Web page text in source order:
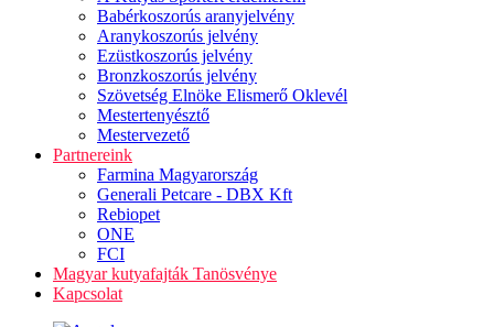
Babérkoszorús aranyjelvény
Aranykoszorús jelvény
Ezüstkoszorús jelvény
Bronzkoszorús jelvény
Szövetség Elnöke Elismerő Oklevél
Mestertenyésztő
Mestervezető
Partnereink
Farmina Magyarország
Generali Petcare - DBX Kft
Rebiopet
ONE
FCI
Magyar kutyafajták Tanösvénye
Kapcsolat